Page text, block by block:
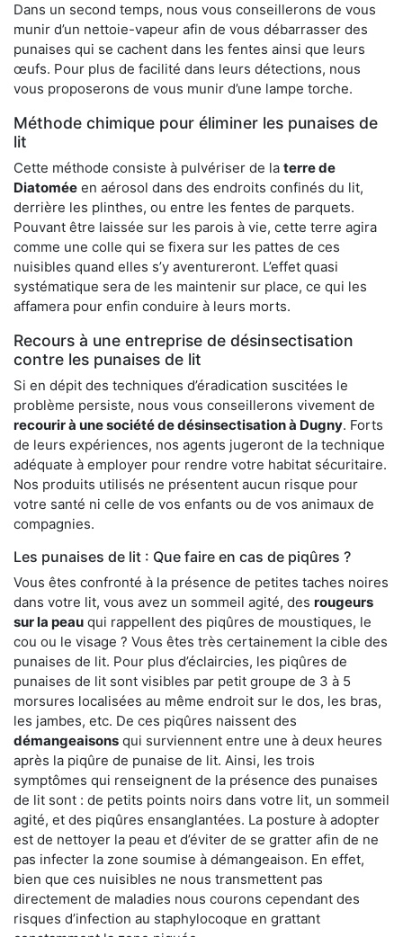
Dans un second temps, nous vous conseillerons de vous
munir d’un nettoie-vapeur afin de vous débarrasser des
punaises qui se cachent dans les fentes ainsi que leurs
œufs. Pour plus de facilité dans leurs détections, nous
vous proposerons de vous munir d’une lampe torche.
Méthode chimique pour éliminer les punaises de
lit
Cette méthode consiste à pulvériser de la terre de
Diatomée en aérosol dans des endroits confinés du lit,
derrière les plinthes, ou entre les fentes de parquets.
Pouvant être laissée sur les parois à vie, cette terre agira
comme une colle qui se fixera sur les pattes de ces
nuisibles quand elles s’y aventureront. L’effet quasi
systématique sera de les maintenir sur place, ce qui les
affamera pour enfin conduire à leurs morts.
Recours à une entreprise de désinsectisation
contre les punaises de lit
Si en dépit des techniques d’éradication suscitées le
problème persiste, nous vous conseillerons vivement de
recourir à une société de désinsectisation à Dugny. Forts
de leurs expériences, nos agents jugeront de la technique
adéquate à employer pour rendre votre habitat sécuritaire.
Nos produits utilisés ne présentent aucun risque pour
votre santé ni celle de vos enfants ou de vos animaux de
compagnies.
Les punaises de lit : Que faire en cas de piqûres ?
Vous êtes confronté à la présence de petites taches noires
dans votre lit, vous avez un sommeil agité, des rougeurs
sur la peau qui rappellent des piqûres de moustiques, le
cou ou le visage ? Vous êtes très certainement la cible des
punaises de lit. Pour plus d’éclaircies, les piqûres de
punaises de lit sont visibles par petit groupe de 3 à 5
morsures localisées au même endroit sur le dos, les bras,
les jambes, etc. De ces piqûres naissent des
démangeaisons qui surviennent entre une à deux heures
après la piqûre de punaise de lit. Ainsi, les trois
symptômes qui renseignent de la présence des punaises
de lit sont : de petits points noirs dans votre lit, un sommeil
agité, et des piqûres ensanglantées. La posture à adopter
est de nettoyer la peau et d’éviter de se gratter afin de ne
pas infecter la zone soumise à démangeaison. En effet,
bien que ces nuisibles ne nous transmettent pas
directement de maladies nous courons cependant des
risques d’infection au staphylocoque en grattant